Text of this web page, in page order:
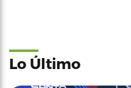
Lo Último